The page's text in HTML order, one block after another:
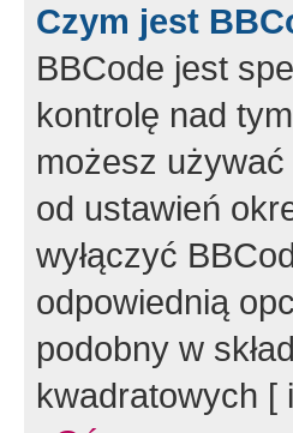
Czym jest
BBCode jest
kontrolę nad
możesz
od ustawień
wyłączyć
odpowiednią
podobny w
kwadratowych [